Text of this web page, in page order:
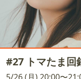
#27 トマたま回